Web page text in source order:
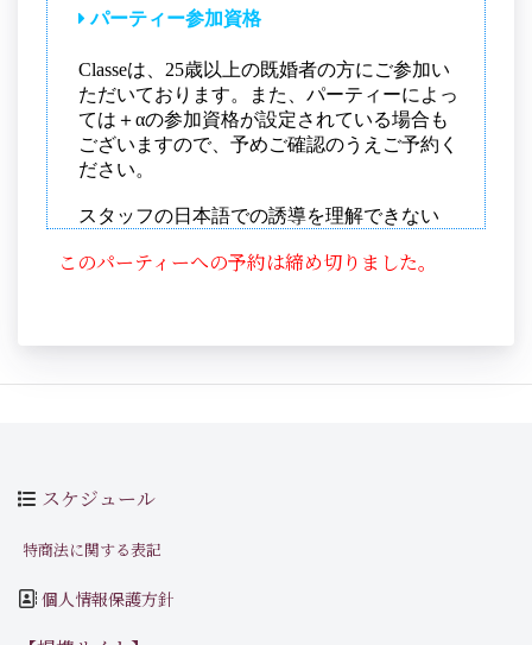
このパーティーへの予約は締め切りました。
スケジュール
特商法に関する表記
個人情報保護方針